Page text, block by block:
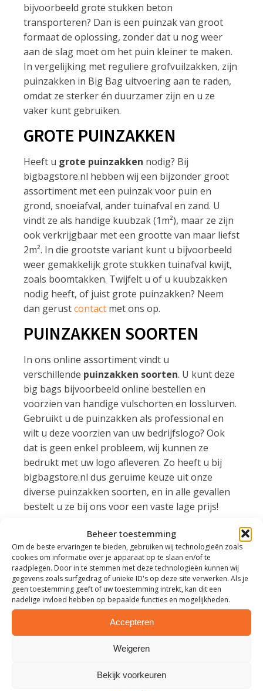
Beheer toestemming
Om de beste ervaringen te bieden, gebruiken wij technologieën zoals
cookies om informatie over je apparaat op te slaan en/of te
raadplegen. Door in te stemmen met deze technologieën kunnen wij
gegevens zoals surfgedrag of unieke ID's op deze site verwerken. Als je
geen toestemming geeft of uw toestemming intrekt, kan dit een
nadelige invloed hebben op bepaalde functies en mogelijkheden.
Accepteren
Weigeren
Bekijk voorkeuren
bijvoorbeeld grote stukken beton
transporteren? Dan is een puinzak van groot
formaat de oplossing, zonder dat u nog weer
aan de slag moet om het puin kleiner te maken.
In vergelijking met reguliere grofvuilzakken, zijn
puinzakken in Big Bag uitvoering aan te raden,
omdat ze sterker én duurzamer zijn en u ze
vaker kunt gebruiken.
GROTE PUINZAKKEN
Heeft u grote puinzakken nodig? Bij
bigbagstore.nl hebben wij een bijzonder groot
assortiment met een puinzak voor puin en
grond, snoeiafval, ander tuinafval en zand. U
vindt ze als handige kuubzak (1m²), maar ze zijn
ook verkrijgbaar met een grootte van maar liefst
2m². In die grootste variant kunt u bijvoorbeeld
weer gemakkelijk grote stukken tuinafval kwijt,
zoals boomtakken. Twijfelt u of u kuubzakken
nodig heeft, of juist grote puinzakken? Neem
dan gerustcontact met ons op.
PUINZAKKEN SOORTEN
In ons online assortiment vindt u
verschillende puinzakken soorten. U kunt deze
big bags bijvoorbeeld online bestellen en
voorzien van handige vulschorten en losslurven.
Gebruikt u de puinzakken als professional en
wilt u deze voorzien van uw bedrijfslogo? Ook
dat is geen enkel probleem, wij kunnen ze
bedrukt met uw logo afleveren. Zo heeft u bij
bigbagstore.nl dus geruime keuze uit onze
diverse puinzakken soorten, en in alle gevallen
bestelt u ze bij ons voor een vaste lage prijs!
PUINZAKKEN VOOR ASBEST
Met onzepuinzakken voor asbestbent u
verzekerd van de meest betrouwbare oplossing
voor het opslaan en transporteren van deze
gevaarlijke stof. Asbestdeeltjes die ingeademd
worden, kunnen namelijk leiden tot een veelvoud
aan dodelijke kankersoorten. Het is dus van het
grootste belang dat u producten met asbest
assortiment van bigbagstore.nl vindt u deze